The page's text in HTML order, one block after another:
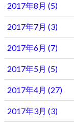
2017年8月 (5)
2017年7月 (3)
2017年6月 (7)
2017年5月 (5)
2017年4月 (27)
2017年3月 (3)